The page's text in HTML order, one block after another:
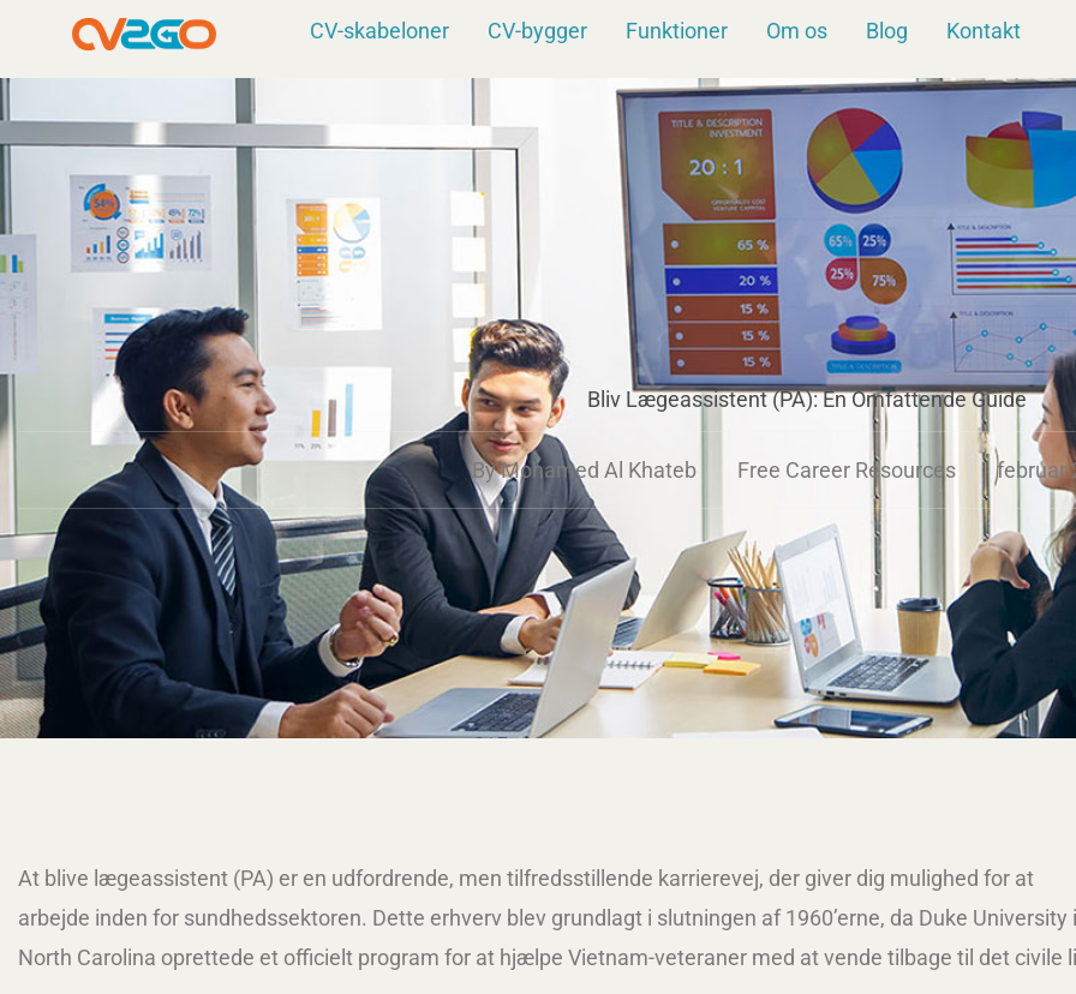
CV-skabeloner CV-bygger Funktioner Om os Blog Kontakt
Bliv Lægeassistent (PA): En Omfattende Guide
ByMohamed Al Khateb Free Career Resources februar
At blive lægeassistent (PA) er en udfordrende, men tilfredsstillende karrierevej, der giver dig mulighed for at
arbejde inden for sundhedssektoren. Dette erhverv blev grundlagt i slutningen af 1960’erne, da Duke University i
North Carolina oprettede et officielt program for at hjælpe Vietnam-veteraner med at vende tilbage til det civile